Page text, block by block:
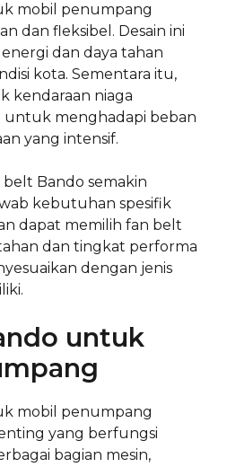
mobil penumpang
dan fleksibel. Desain ini
dan daya tahan
kota. Sementara itu,
kendaraan niaga
untuk menghadapi beban
yang intensif.
belt Bando semakin
kebutuhan spesifik
dapat memilih fan belt
dan tingkat performa
dengan jenis
untuk
mobil penumpang
yang berfungsi
bagian mesin,